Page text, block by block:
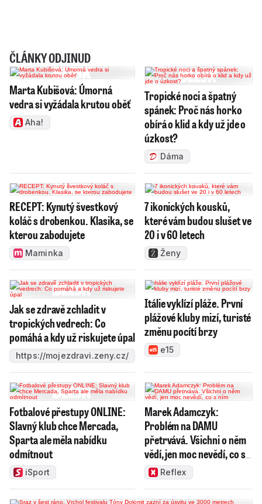
ČLÁNKY ODJINUD
Marta Kubišová: Úmorná
vedra si vyžádala krutou oběť
Aha!
Tropické noci a špatný
spánek: Proč nás horko
obírá o klid a kdy už jde o
úzkost?
Dáma
RECEPT: Kynutý švestkový
koláč s drobenkou. Klasika, se
kterou zabodujete
Maminka
7 ikonických kousků,
které vám budou slušet ve
20 i v 60 letech
Ženy
Jak se zdravě zchladit v
tropických vedrech: Co
pomáhá a kdy už riskujete úpal
https://mojezdravi.zeny.cz/
Itálie vyklízí pláže. První
plážové kluby mizí, turisté
změnu pocítí brzy
e15
Fotbalové přestupy ONLINE:
Slavný klub chce Mercada,
Sparta ale měla nabídku
odmítnout
iSport
Marek Adamczyk:
Problém na DAMU
přetrvává. Všichni o něm
vědí, jen moc nevědí, co s
nímReflex